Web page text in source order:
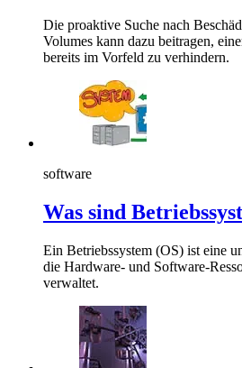
Die proaktive Suche nach
Volumes kann dazu beitragen,
bereits im Vorfeld zu verhindern.
software
Was sind
Ein Betriebssystem (OS) ist eine
die Hardware- und Software-
verwaltet.